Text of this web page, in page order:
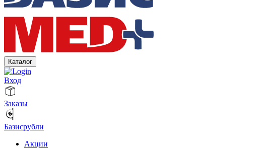
Каталог
Вход
Заказы
Базисрубли
Акции